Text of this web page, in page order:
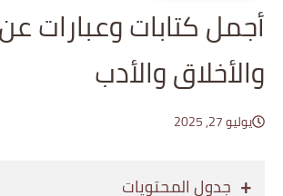
أجمل كتابات وعبارات عن
والأخلاق والأدب
يوليو 27, 2025
جدول المحتويات